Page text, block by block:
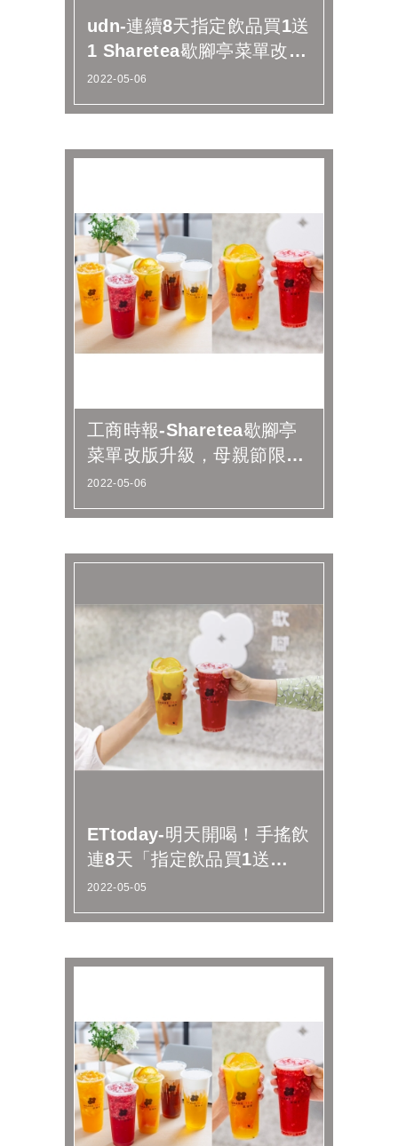
udn-連續8天指定飲品買1送
1 Sharetea歇腳亭菜單改版
升級
2022-05-06
工商時報-Sharetea歇腳亭
菜單改版升級，母親節限定
商品買一送一
2022-05-06
ETtoday-明天開喝！手搖飲
連8天「指定飲品買1送
1」 奶蓋紅、冬瓜青都
有！...
2022-05-05